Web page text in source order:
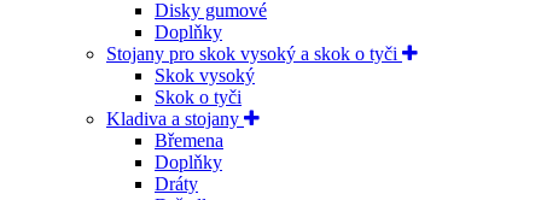
Disky gumové
Doplňky
Stojany pro skok vysoký a skok o tyči
Skok vysoký
Skok o tyči
Kladiva a stojany
Břemena
Doplňky
Dráty